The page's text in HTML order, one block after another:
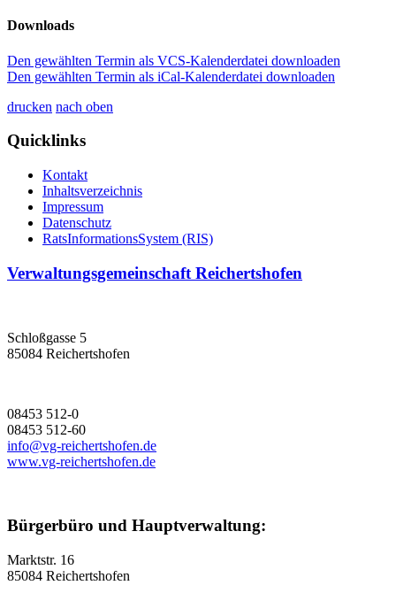
Downloads
Den gewählten Termin als VCS-Kalenderdatei downloaden
Den gewählten Termin als iCal-Kalenderdatei downloaden
drucken nach oben
Quicklinks
Kontakt
Inhaltsverzeichnis
Impressum
Datenschutz
RatsInformationsSystem (RIS)
Verwaltungsgemeinschaft Reichertshofen
Schloßgasse 5
85084 Reichertshofen
08453 512-0
08453 512-60
info@vg-reichertshofen.de
www.vg-reichertshofen.de
Bürgerbüro und Hauptverwaltung:
Marktstr. 16
85084 Reichertshofen